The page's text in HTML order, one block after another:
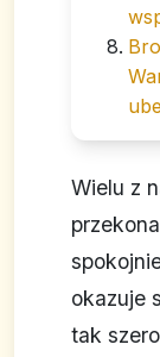
Wielu z
okazuje
tak